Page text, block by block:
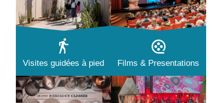
Visites guidées à pied Films & Presentations